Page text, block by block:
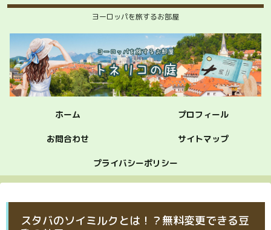
ヨーロッパを旅するお部屋
ホーム プロフィール
お問合わせ サイトマップ
プライバシーポリシー
スタバのソイミルクとは！？無料変更できる豆